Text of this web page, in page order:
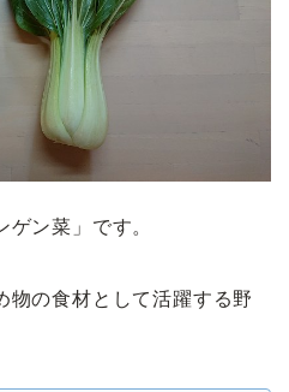
ン菜」です。
物の食材として活躍する野